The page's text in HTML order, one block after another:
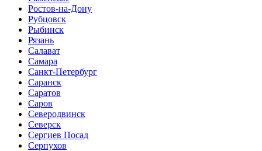
Ростов-на-Дону
Рубцовск
Рыбинск
Рязань
Салават
Самара
Санкт-Петербург
Саранск
Саратов
Саров
Северодвинск
Северск
Сергиев Посад
Серпухов